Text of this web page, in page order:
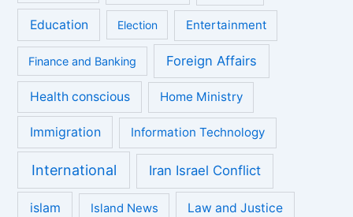
Education Election Entertainment
Finance and Banking Foreign Affairs
Health conscious Home Ministry
Immigration Information Technology
International Iran Israel Conflict
islam Island News Law and Justice